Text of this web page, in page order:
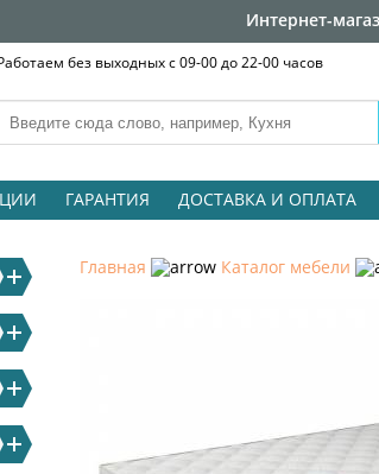
Интернет-
без выходных с 09-00 до 22-00 часов
ГАРАНТИЯ ДОСТАВКА И ОПЛАТА
Главная Каталог мебели